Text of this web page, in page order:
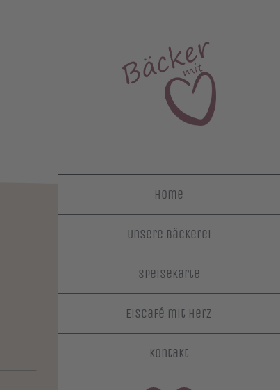
Home
Unsere Bäckerei
Speisekarte
Eiscafé mit Herz
Kontakt